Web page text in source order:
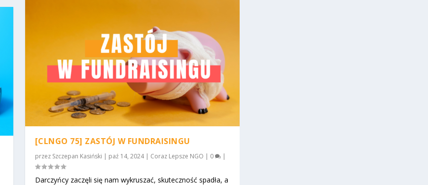
[CLNGO 75] ZASTÓJ W FUNDRAISINGU
przez Szczepan Kasiński | paź 14, 2024| Coraz Lepsze NGO | 0 |
Darczyńcy zaczęli się nam wykruszać, skuteczność spadła, a